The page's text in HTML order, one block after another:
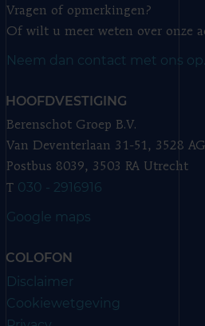
Vragen of opmerkingen?
Of wilt u meer weten over onze
Neem dan contact met ons op.
HOOFDVESTIGING
Berenschot Groep B.V.
Van Deventerlaan 31-51, 3528
Postbus 8039, 3503 RA Utrecht
T 030 - 2916916
Google maps
COLOFON
Disclaimer
Cookiewetgeving